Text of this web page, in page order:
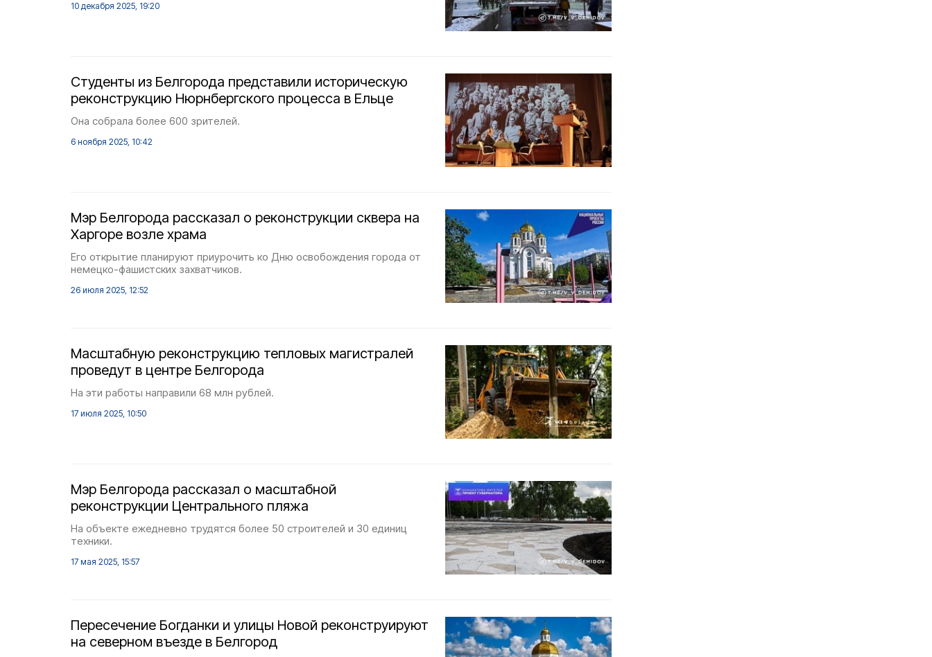
10 декабря 2025, 19:20
Студенты из Белгорода представили историческую
реконструкцию Нюрнбергского процесса в Ельце
Она собрала более 600 зрителей.
6 ноября 2025, 10:42
Мэр Белгорода рассказал о реконструкции сквера на
Харгоре возле храма
Его открытие планируют приурочить ко Дню освобождения города от
немецко-фашистских захватчиков.
26 июля 2025, 12:52
Масштабную реконструкцию тепловых магистралей
проведут в центре Белгорода
На эти работы направили 68 млн рублей.
17 июля 2025, 10:50
Мэр Белгорода рассказал о масштабной
реконструкции Центрального пляжа
На объекте ежедневно трудятся более 50 строителей и 30 единиц
техники.
17 мая 2025, 15:57
Пересечение Богданки и улицы Новой реконструируют
на северном въезде в Белгород